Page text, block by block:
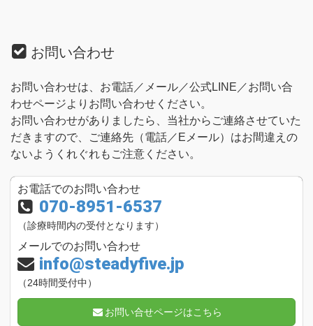
お問い合わせ
お問い合わせは、お電話／メール／公式LINE／お問い合
わせページよりお問い合わせください。
お問い合わせがありましたら、当社からご連絡させていた
だきますので、ご連絡先（電話／Eメール）はお間違えの
ないようくれぐれもご注意ください。
お電話でのお問い合わせ
070-8951-6537
（診療時間内の受付となります）
メールでのお問い合わせ
info@steadyfive.jp
（24時間受付中）
お問い合せページはこちら